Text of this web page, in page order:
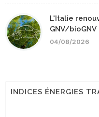
L'Italie
GNV/bioGNV
04/08/2026
INDICES ÉNERGIES